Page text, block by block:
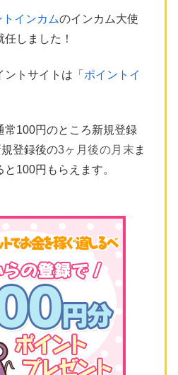
トインカムのインカム大使
任しました！
トサイトは「 ポイントイ
常100円のところ新規登録
登録後の3ヶ月後の月末 ま
100円もらえます。